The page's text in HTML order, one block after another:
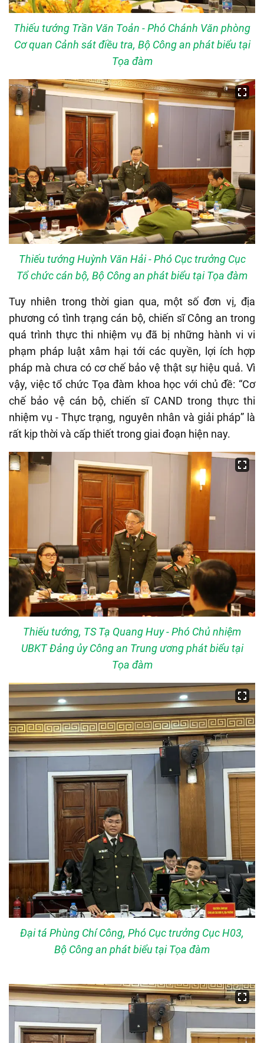
Thiếu tướng Trần Văn Toản - Phó Chánh Văn phòng
Cơ quan Cảnh sát điều tra, Bộ Công an phát biểu tại
Tọa đàm
Thiếu tướng Huỳnh Văn Hải - Phó Cục trưởng Cục
Tổ chức cán bộ, Bộ Công an phát biểu tại Tọa đàm
Tuy nhiên trong thời gian qua, một số đơn vị, địa
phương có tình trạng cán bộ, chiến sĩ Công an trong
quá trình thực thi nhiệm vụ đã bị những hành vi vi
phạm pháp luật xâm hại tới các quyền, lợi ích hợp
pháp mà chưa có cơ chế bảo vệ thật sự hiệu quả. Vì
vậy, việc tổ chức Tọa đàm khoa học với chủ đề: “Cơ
chế bảo vệ cán bộ, chiến sĩ CAND trong thực thi
nhiệm vụ - Thực trạng, nguyên nhân và giải pháp” là
rất kịp thời và cấp thiết trong giai đoạn hiện nay.
Thiếu tướng, TS Tạ Quang Huy - Phó Chủ nhiệm
UBKT Đảng ủy Công an Trung ương phát biểu tại
Tọa đàm
Đại tá Phùng Chí Công, Phó Cục trưởng Cục H03,
Bộ Công an phát biểu tại Tọa đàm